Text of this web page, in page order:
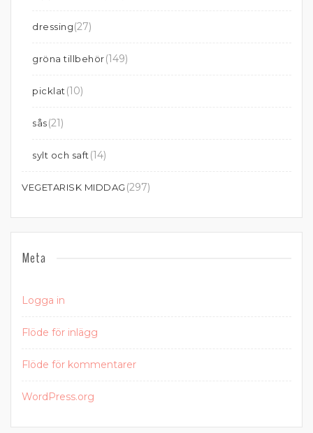
dressing(27)
gröna tillbehör(149)
picklat(10)
sås(21)
sylt och saft(14)
VEGETARISK MIDDAG (297)
Meta
Logga in
Flöde för inlägg
Flöde för kommentarer
WordPress.org